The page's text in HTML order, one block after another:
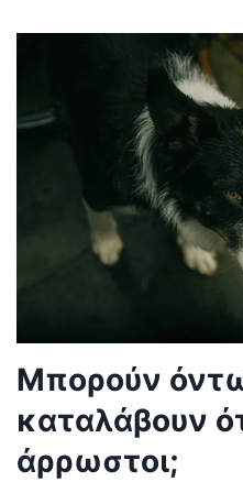
Μπορούν
καταλάβουν
άρρωστοι;